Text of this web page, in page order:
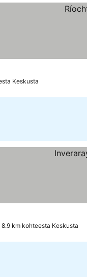
Keskusta
8.9 km kohteesta Keskusta